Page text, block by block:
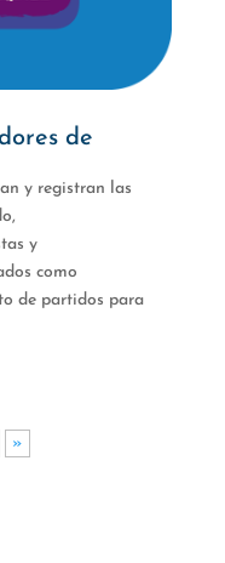
de
y registran las
y
como
de partidos para
»